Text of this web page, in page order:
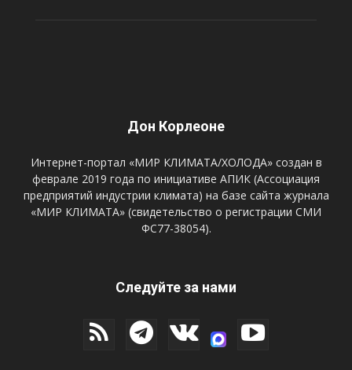
Дон Корлеоне
Интернет-портал «МИР КЛИМАТА/ХОЛОДА» создан в
феврале 2019 года по инициативе АПИК (Ассоциация
предприятий индустрии климата) на базе сайта журнала
«МИР КЛИМАТА» (свидетельство о регистрации СМИ
ФС77-38054).
Следуйте за нами